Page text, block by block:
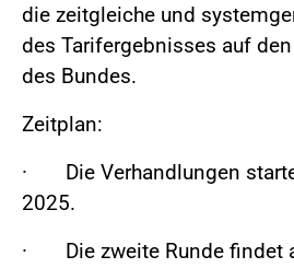
die zeitgleiche und
des Tarifergebnisses auf
des Bundes.
Zeitplan:
· Die Verhandlungen
2025.
· Die zweite Runde findet